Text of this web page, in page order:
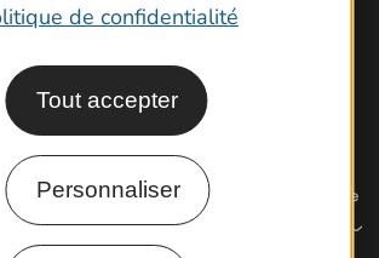
de confidentialité
Tout accepter
Personnaliser